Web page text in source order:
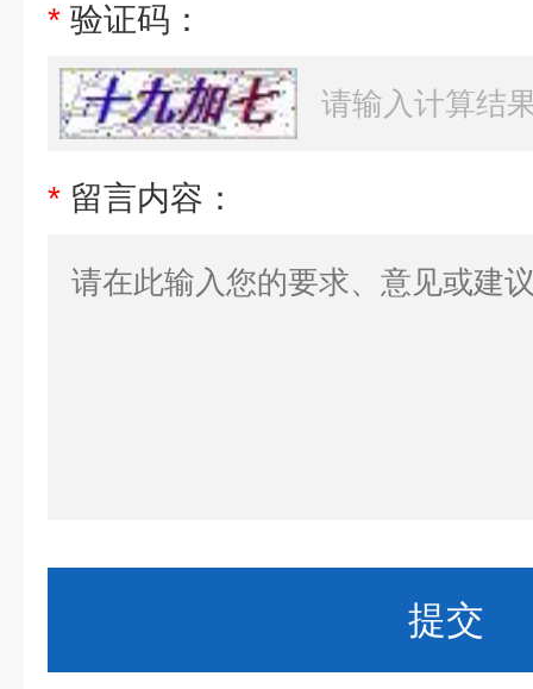
* 验证码：
* 留言内容：